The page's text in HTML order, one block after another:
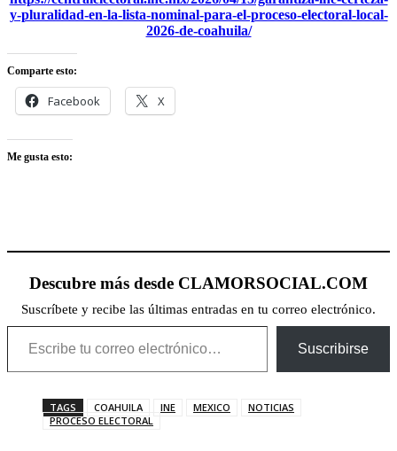
y-pluralidad-en-la-lista-nominal-para-el-proceso-electoral-local-
2026-de-coahuila/
Comparte esto:
Facebook X
Me gusta esto:
Descubre más desde CLAMORSOCIAL.COM
Suscríbete y recibe las últimas entradas en tu correo electrónico.
Escribe tu correo electrónico…
Suscribirse
TAGS COAHUILA INE MEXICO
NOTICIAS
PROCESO ELECTORAL